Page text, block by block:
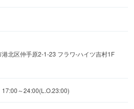
北区仲手原2-1-23 フラワ-ハイツ吉村1F
17:00～24:00(L.O.23:00)